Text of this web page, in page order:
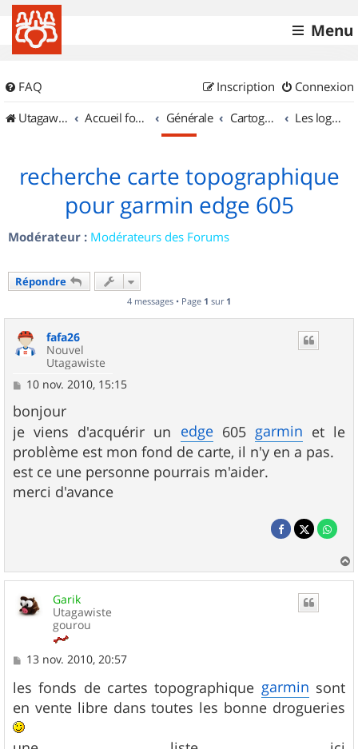
Menu
FAQ Connexion
Inscription
UtagawaVTT (Randos VTT et VTTAE avec traces GPS)
Accueil forum Générale Cartographie et GPS Les logiciels
recherche carte topographique
pour garmin edge 605
Modérateur : Modérateurs des Forums
Répondre
4 messages • Page 1 sur 1
fafa26
Nouvel
Utagawiste
M
s
s
a
g
e
10 nov. 2010, 15:15
bonjour
je viens d'acquérir un edge605 garmin et le
problème est mon fond de carte, il n'y en a pas.
est ce une personne pourrais m'aider.
merci d'avance
a
Garik
Utagawiste
gourou
M
s
s
a
g
e
13 nov. 2010, 20:57
les fonds de cartes topographique garmin sont
en vente libre dans toutes les bonne drogueries